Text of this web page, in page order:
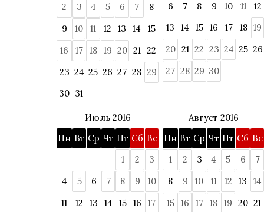
2
3 4 5 6 7
8
9
10 11 12 13 14
15
16
17 18 19 20 21 22
23 24 25 26 27 28 29
30 31
6
7 8 9 10 11
12
13
14 15 16 17 18 19
20 21 22 23 24 25 26
27 28 29 30
Июль 2016
Пн Вт Ср Чт Пт Сб Вс
1
2
3
4
5 6 7 8 9
10
11
12 13 14 15 16
17
Август 2016
Пн Вт Ср Чт Пт Сб Вс
1
2 3 4 5 6
7
8
9 10 11 12 13
14
15
16 17 18 19 20 21